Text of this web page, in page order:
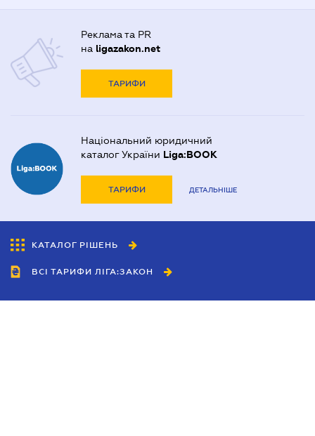
Реклама та PR
на ligazakon.net
ТАРИФИ
Національний юридичний
каталог України Liga:BOOK
ТАРИФИ ДЕТАЛЬНІШЕ
КАТАЛОГ РІШЕНЬ
ВСІ ТАРИФИ ЛІГА:ЗАКОН